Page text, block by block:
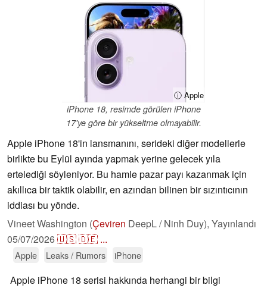
ⓘ Apple
iPhone 18, resimde görülen iPhone
17'ye göre bir yükseltme olmayabilir.
Apple iPhone 18'in lansmanını, serideki diğer modellerle
birlikte bu Eylül ayında yapmak yerine gelecek yıla
ertelediği söyleniyor. Bu hamle pazar payı kazanmak için
akıllıca bir taktik olabilir, en azından bilinen bir sızıntıcının
iddiası bu yönde.
Vineet Washington (Çeviren DeepL / Ninh Duy), Yayınlandı
05/07/2026🇺🇸🇩🇪 ...
Apple Leaks / Rumors iPhone
Apple iPhone 18 serisi hakkında herhangi bir bilgi